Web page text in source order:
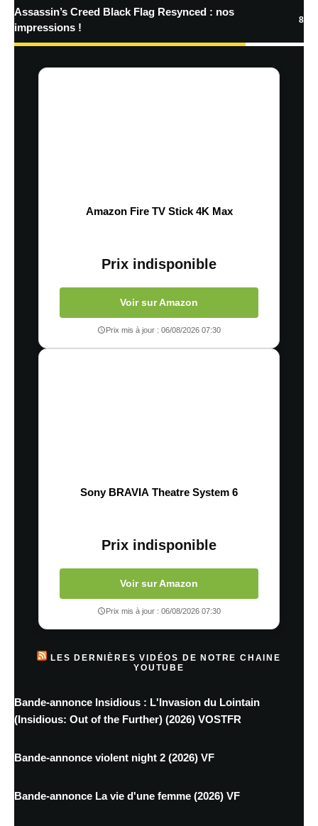
Assassin’s Creed Black Flag Resynced : nos
impressions !
8
Amazon Fire TV Stick 4K Max
Prix indisponible
Voir sur Amazon
Prix mis à jour : 06/08/2026 07:30
Sony BRAVIA Theatre System 6
Prix indisponible
Voir sur Amazon
Prix mis à jour : 06/08/2026 07:30
LES DERNIÈRES VIDÉOS DE NOTRE CHAINE
YOUTUBE
Bande-annonce Insidious : L'Invasion du Lointain
(Insidious: Out of the Further) (2026) VOSTFR
Bande-annonce violent night 2 (2026) VF
Bande-annonce La vie d'une femme (2026) VF